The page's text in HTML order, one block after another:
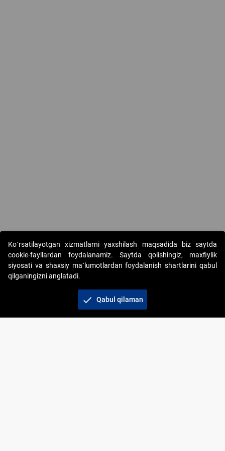
Copyright © 2017-2026. "Elektron onlayn-auksionlarni
tashkil etish" AJ. Barcha huquqlar himoyalangan
Ko`rsatilayotgan xizmatlarni yaxshilash maqsadida biz saytda
cookie-fayllardan foydalanamiz. Saytda qolishingiz, maxfiylik
siyosati va shaxsiy ma`lumotlardan foydalanish shartlarini qabul
qilganingizni anglatadi.
check Qabul qilaman